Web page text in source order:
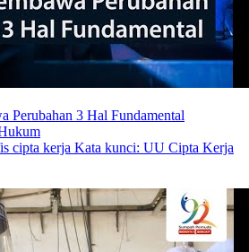
Perubahan 3 Hal Fundamental
cipta kerja Kata kunci: UU Cipta Kerja